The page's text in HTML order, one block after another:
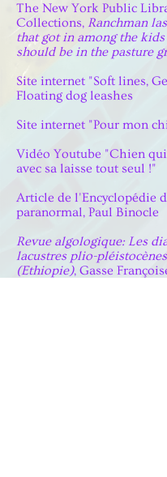
The New York Public
Collections, Ranchman
that got in among the kids
should be in the pasture
Site internet "Soft lines,
Floating dog leashes
Site internet "Pour mon
Vidéo Youtube "Chien
avec sa laisse tout seul !"
Article de l'Encyclopédie
paranormal, Paul Binocle
Revue algologique: Les
lacustres plio-
(Ethiopie), Gasse